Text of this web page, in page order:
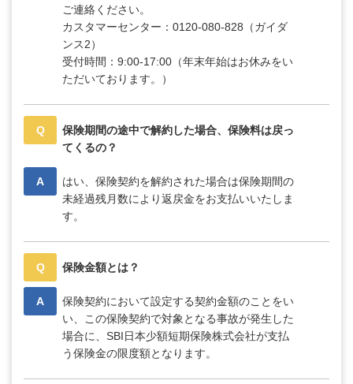
ご連絡ください。
カスタマーセンター：0120-080-828（ガイダ
ンス2）
受付時間：9:00-17:00（年末年始はお休みをい
ただいております。）
Q
保険期間の途中で解約した場合、保険料は戻っ
てくるの？
A
はい、保険契約を解約された場合は保険期間の
未経過残月数により返戻金をお支払いいたしま
す。
Q 保険金額とは？
A
保険契約において設定する契約金額のことをい
い、この保険契約で対象となる事故が発生した
場合に、SBI日本少額短期保険株式会社が支払
う保険金の限度額となります。